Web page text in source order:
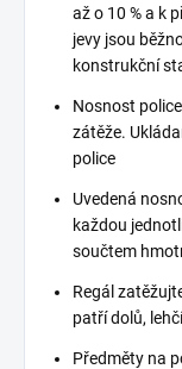
až o 10 % a k
jevy jsou
konstrukční
Nosnost
zátěže.
police
Uvedená
každou
součtem
Regál
patří dolů,
Předměty na